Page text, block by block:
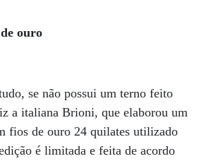
ouro
se não possui um terno feito
a italiana Brioni, que elaborou um
fios de ouro 24 quilates utilizado
é limitada e feita de acordo